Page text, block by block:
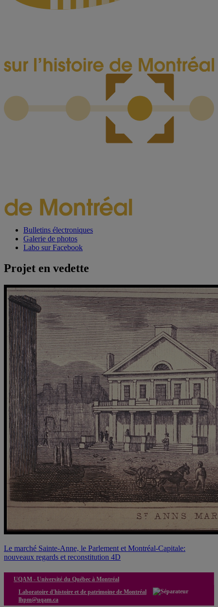
Bulletins électroniques
Galerie de photos
Labo sur Facebook
Projet en vedette
Le marché Sainte-Anne, le Parlement et Montréal-Capitale:
nouveaux regards et reconstitution 4D
UQAM - Université du Québec à Montréal
Laboratoire d'histoire et de patrimoine de Montréal
lhpm@uqam.ca